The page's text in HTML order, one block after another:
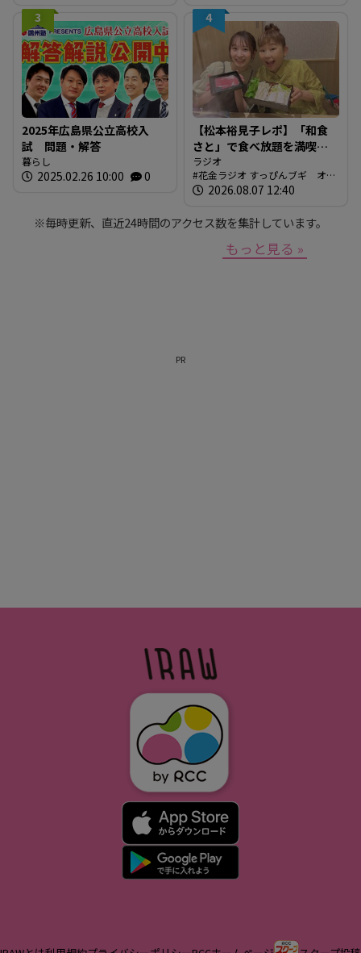
3
2025年広島県公立高校入
試 問題・解答
暮らし
2025.02.26 10:00 0
4
【松本裕見子レポ】「和食
さと」で食べ放題を満喫！
「さとしゃぶ」を体験！！
（RCCラジオ「花金ラジオ
すっぴんブギ」企画）
ラジオ
花金ラジオ すっぴんブギ オン
エア情報
2026.08.07 12:40
※毎時更新、直近24時間のアクセス数を集計しています。
もっと見る »
PR